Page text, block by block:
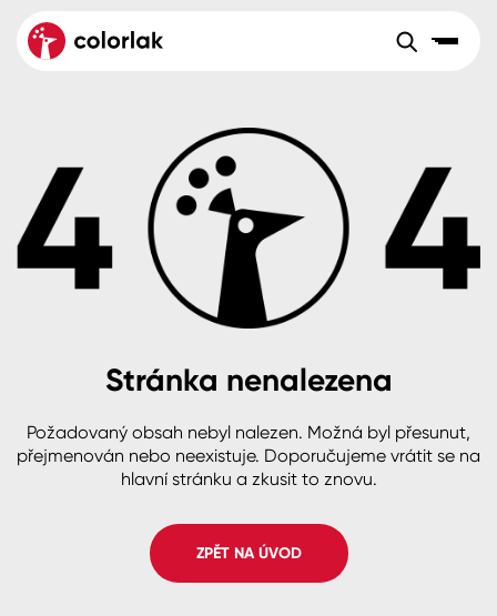
Velkoobchod Sortiment
Aktuality
Reference
O společnosti
B2B +420 800 145 555Po – Pá: 8:00–15:00
Česko
Slovensko Polsko Worldwide
Dřevo
Beton, asfalt, minerální podklady
Plast, sklo, keramika
Stěny
Fasády
Spreje
Colorlak Dekor
Colorlak Profi
Colorlak Pta
Stránka nenalezena
Požadovaný obsah nebyl nalezen. Možná byl přesunut,
přejmenován nebo neexistuje. Doporučujeme vrátit se na
hlavní stránku a zkusit to znovu.
ZPĚT NA ÚVOD